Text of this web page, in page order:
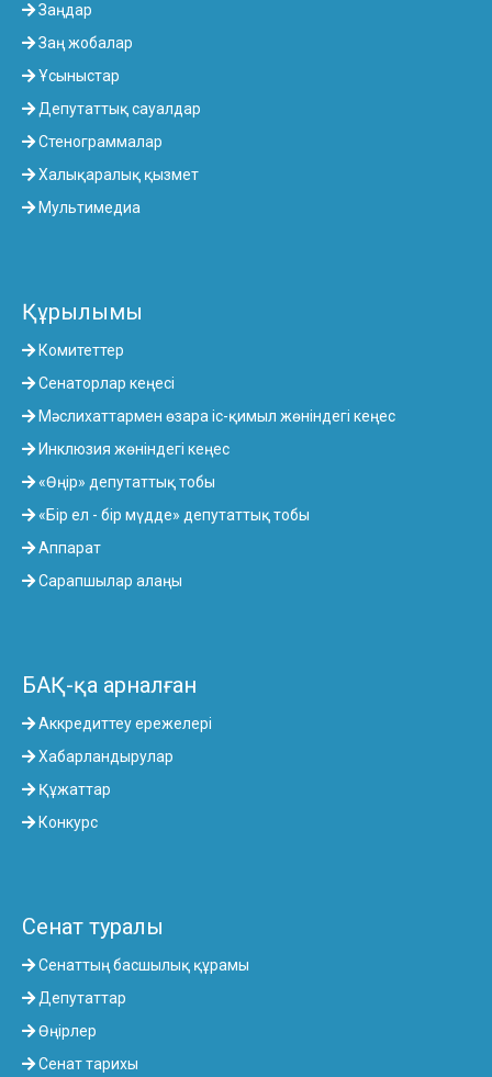
Заңдар
Заң жобалар
Ұсыныстар
Депутаттық сауалдар
Стенограммалар
Халықаралық қызмет
Мультимедиа
Құрылымы
Комитеттер
Сенаторлар кеңесі
Мәслихаттармен өзара іс-қимыл жөніндегі кеңес
Инклюзия жөніндегі кеңес
«Өңір» депутаттық тобы
«Бір ел - бір мүдде» депутаттық тобы
Аппарат
Сарапшылар алаңы
БАҚ-қа арналған
Аккредиттеу ережелері
Хабарландырулар
Құжаттар
Конкурс
Сенат туралы
Сенаттың басшылық құрамы
Депутаттар
Өңірлер
Сенат тарихы